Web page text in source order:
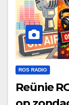
ROS RADIO
Reünie